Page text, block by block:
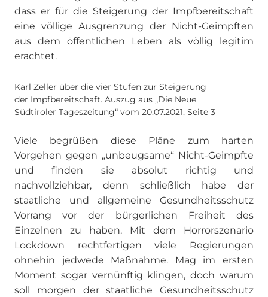
dass er für die Steigerung der Impfbereitschaft
eine völlige Ausgrenzung der Nicht-Geimpften
aus dem öffentlichen Leben als völlig legitim
erachtet.
Karl Zeller über die vier Stufen zur Steigerung
der Impfbereitschaft. Auszug aus „Die Neue
Südtiroler Tageszeitung“ vom 20.07.2021, Seite 3
Viele begrüßen diese Pläne zum harten
Vorgehen gegen „unbeugsame“ Nicht-Geimpfte
und finden sie absolut richtig und
nachvollziehbar, denn schließlich habe der
staatliche und allgemeine Gesundheitsschutz
Vorrang vor der bürgerlichen Freiheit des
Einzelnen zu haben. Mit dem Horrorszenario
Lockdown rechtfertigen viele Regierungen
ohnehin jedwede Maßnahme. Mag im ersten
Moment sogar vernünftig klingen, doch warum
soll morgen der staatliche Gesundheitsschutz